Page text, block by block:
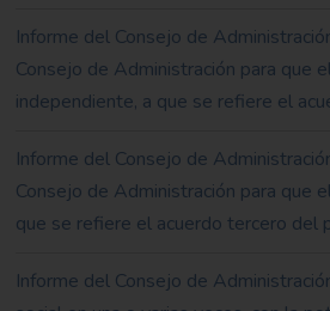
Informe del Consejo de
Consejo de Administración para que
independiente, a que se refiere el
Informe del Consejo de
Consejo de Administración para que
que se refiere el acuerdo tercero del
Informe del Consejo de